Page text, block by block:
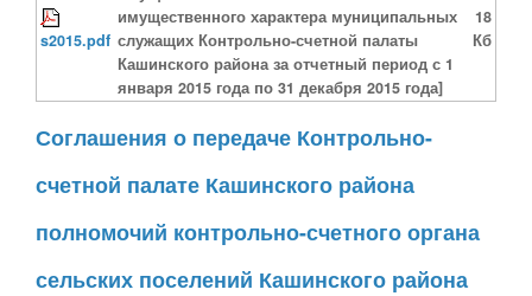
s2015.pdf
имущественного характера муниципальных
служащих Контрольно-счетной палаты
Кашинского района за отчетный период с 1
января 2015 года по 31 декабря 2015 года]
18
Кб
Соглашения о передаче Контрольно-
счетной палате Кашинского района
полномочий контрольно-счетного органа
сельских поселений Кашинского района